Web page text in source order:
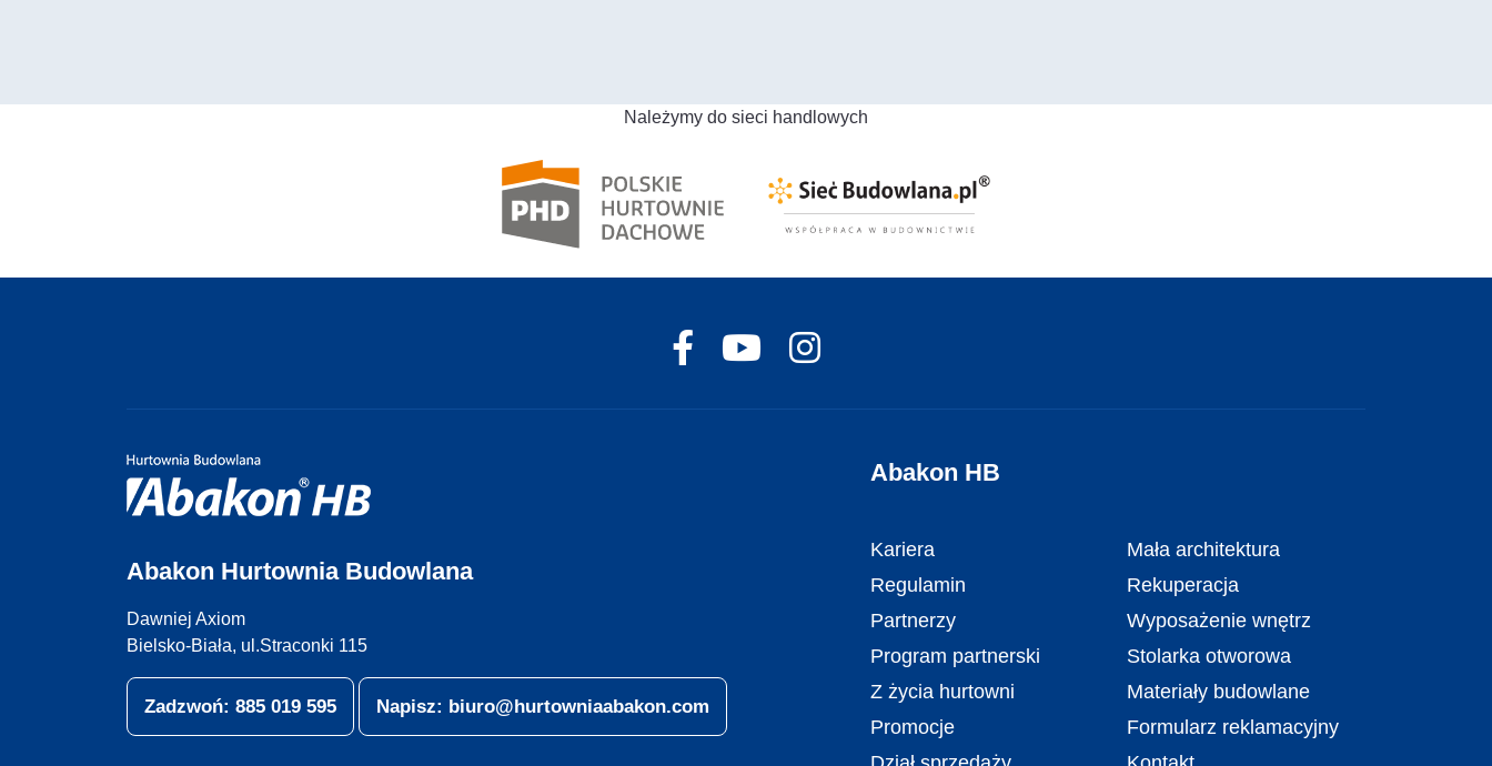
Należymy do sieci handlowych
Abakon Hurtownia Budowlana
Dawniej Axiom
Bielsko-Biała, ul.Straconki 115
Zadzwoń: 885 019 595 Napisz: biuro@hurtowniaabakon.com
Abakon HB
Kariera
Regulamin
Partnerzy
Program partnerski
Z życia hurtowni
Promocje
Mała architektura
Rekuperacja
Wyposażenie wnętrz
Stolarka otworowa
Materiały budowlane
Formularz reklamacyjny